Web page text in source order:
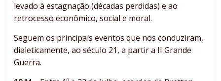
levado à estagnação (décadas perdidas) e ao
retrocesso econômico, social e moral.
Seguem os principais eventos que nos conduziram,
dialeticamente, ao século 21, a partir a II Grande
Guerra.